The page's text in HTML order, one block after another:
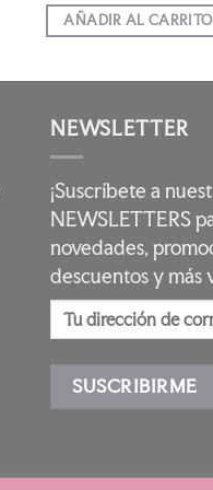
AÑADIR AL CARRITO
NEWSLETTER
¡Suscríbete a
NEWSLETTERS
novedades,
descuentos y más